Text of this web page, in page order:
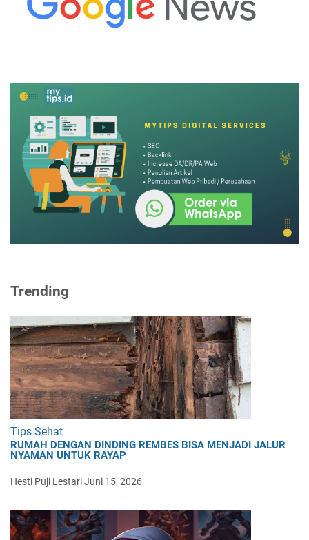
Trending
Tips Sehat
RUMAH DENGAN DINDING REMBES BISA MENJADI JALUR
NYAMAN UNTUK RAYAP
Hesti Puji LestariJuni 15, 2026